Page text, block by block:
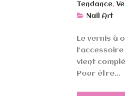
Tendance,
Nail Art
Le vernis à
vient
Pour être...